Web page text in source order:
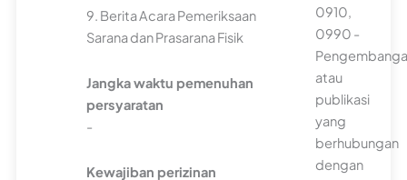
9. Berita Acara Pemeriksaan
Sarana dan Prasarana Fisik
Jangka waktu pemenuhan
persyaratan
-
Kewajiban perizinan
0910,
0990 -
atau
publikasi
yang
berhubungan
dengan